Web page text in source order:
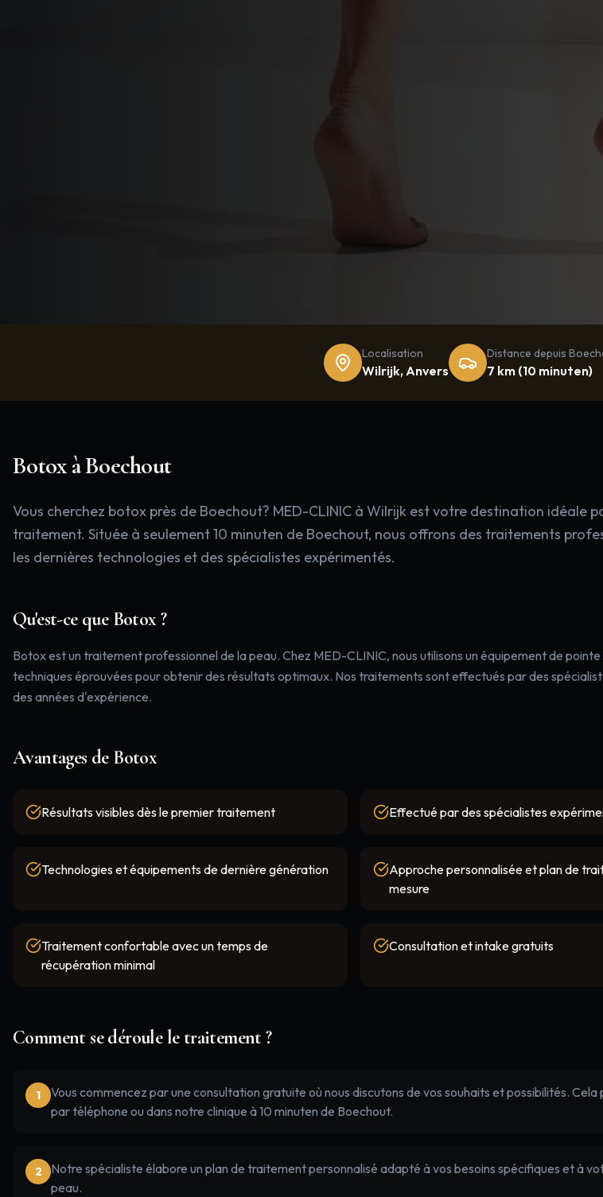
Localisation
Wilrijk, Anvers
Distance depuis
7 km(10 minuten)
BotoxàBoechout
Vous cherchez botox près de Boechout? MED-CLINIC à Wilrijk est votre destination idéale
traitement. Située à seulement 10 minuten de Boechout, nous offrons des traitements
les dernières technologies et des spécialistes expérimentés.
Qu'est-ce que Botox?
Botox est un traitement professionnel de la peau. Chez MED-CLINIC, nous utilisons un équipement de
techniques éprouvées pour obtenir des résultats optimaux. Nos traitements sont effectués par des
des années d'expérience.
Avantages de Botox
Résultats visibles dès le premier traitement Effectué par des spécialistes
Technologies et équipements de dernière génération
Approche personnalisée et plan de
mesure
Traitement confortable avec un temps de
récupération minimal
Consultation et intake gratuits
Comment se déroule le traitement ?
1
Vous commencez par une consultation gratuite où nous discutons de vos souhaits et possibilités. Cela
par téléphone ou dans notre clinique à 10 minuten de Boechout.
2
Notre spécialiste élabore un plan de traitement personnalisé adapté à vos besoins spécifiques et à
peau.